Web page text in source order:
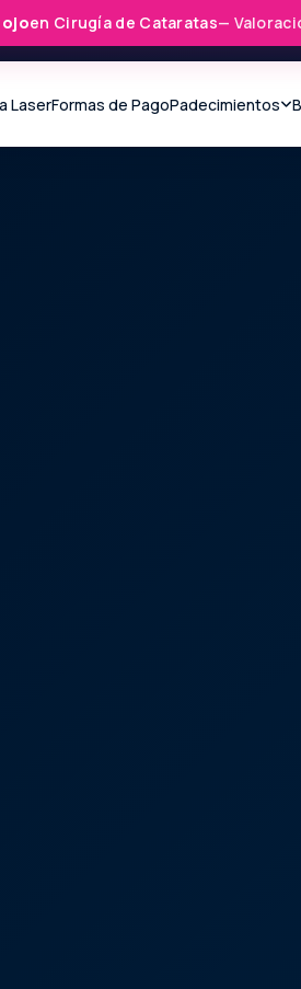
ojoen Cirugía de Cataratas—
LaserFormas de PagoPadecimientos